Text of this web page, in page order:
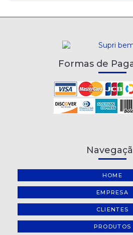
Formas de
HOME
EMPRESA
CLIENTES
PRODUTOS